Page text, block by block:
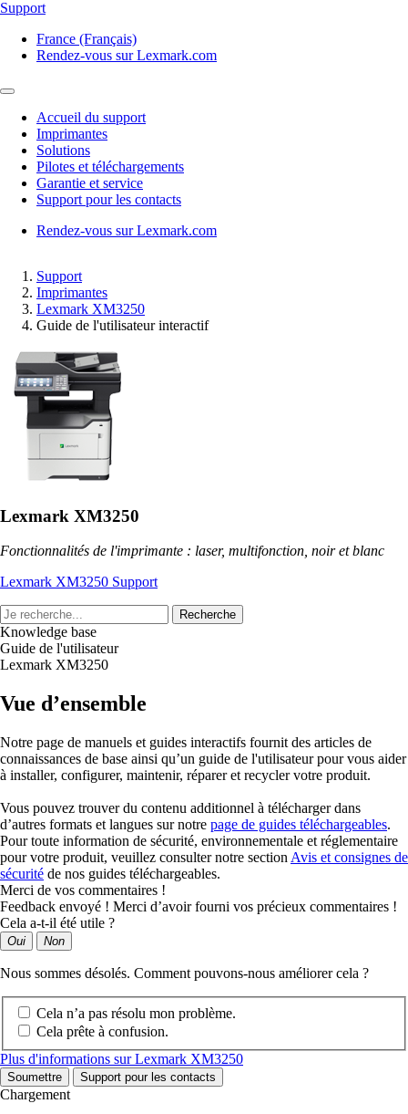
Support
France (Français)
Rendez-vous sur Lexmark.com
Accueil du support
Imprimantes
Solutions
Pilotes et téléchargements
Garantie et service
Support pour les contacts
Rendez-vous sur Lexmark.com
Support
Imprimantes
Lexmark XM3250
Guide de l'utilisateur interactif
Lexmark XM3250
Fonctionnalités de l'imprimante : laser, multifonction, noir et blanc
Lexmark XM3250 Support
Recherche
Knowledge base
Guide de l'utilisateur
Lexmark XM3250
Vue d’ensemble
Notre page de manuels et guides interactifs fournit des articles de
connaissances de base ainsi qu’un guide de l'utilisateur pour vous aider
à installer, configurer, maintenir, réparer et recycler votre produit.
Vous pouvez trouver du contenu additionnel à télécharger dans
d’autres formats et langues sur notre page de guides téléchargeables.
Pour toute information de sécurité, environnementale et réglementaire
pour votre produit, veuillez consulter notre section Avis et consignes de
sécurité de nos guides téléchargeables.
Merci de vos commentaires !
Feedback envoyé ! Merci d’avoir fourni vos précieux commentaires !
Cela a-t-il été utile ?
Oui Non
Nous sommes désolés. Comment pouvons-nous améliorer cela ?
Cela n’a pas résolu mon problème.
Cela prête à confusion.
Plus d'informations sur Lexmark XM3250
Soumettre Support pour les contacts
Chargement